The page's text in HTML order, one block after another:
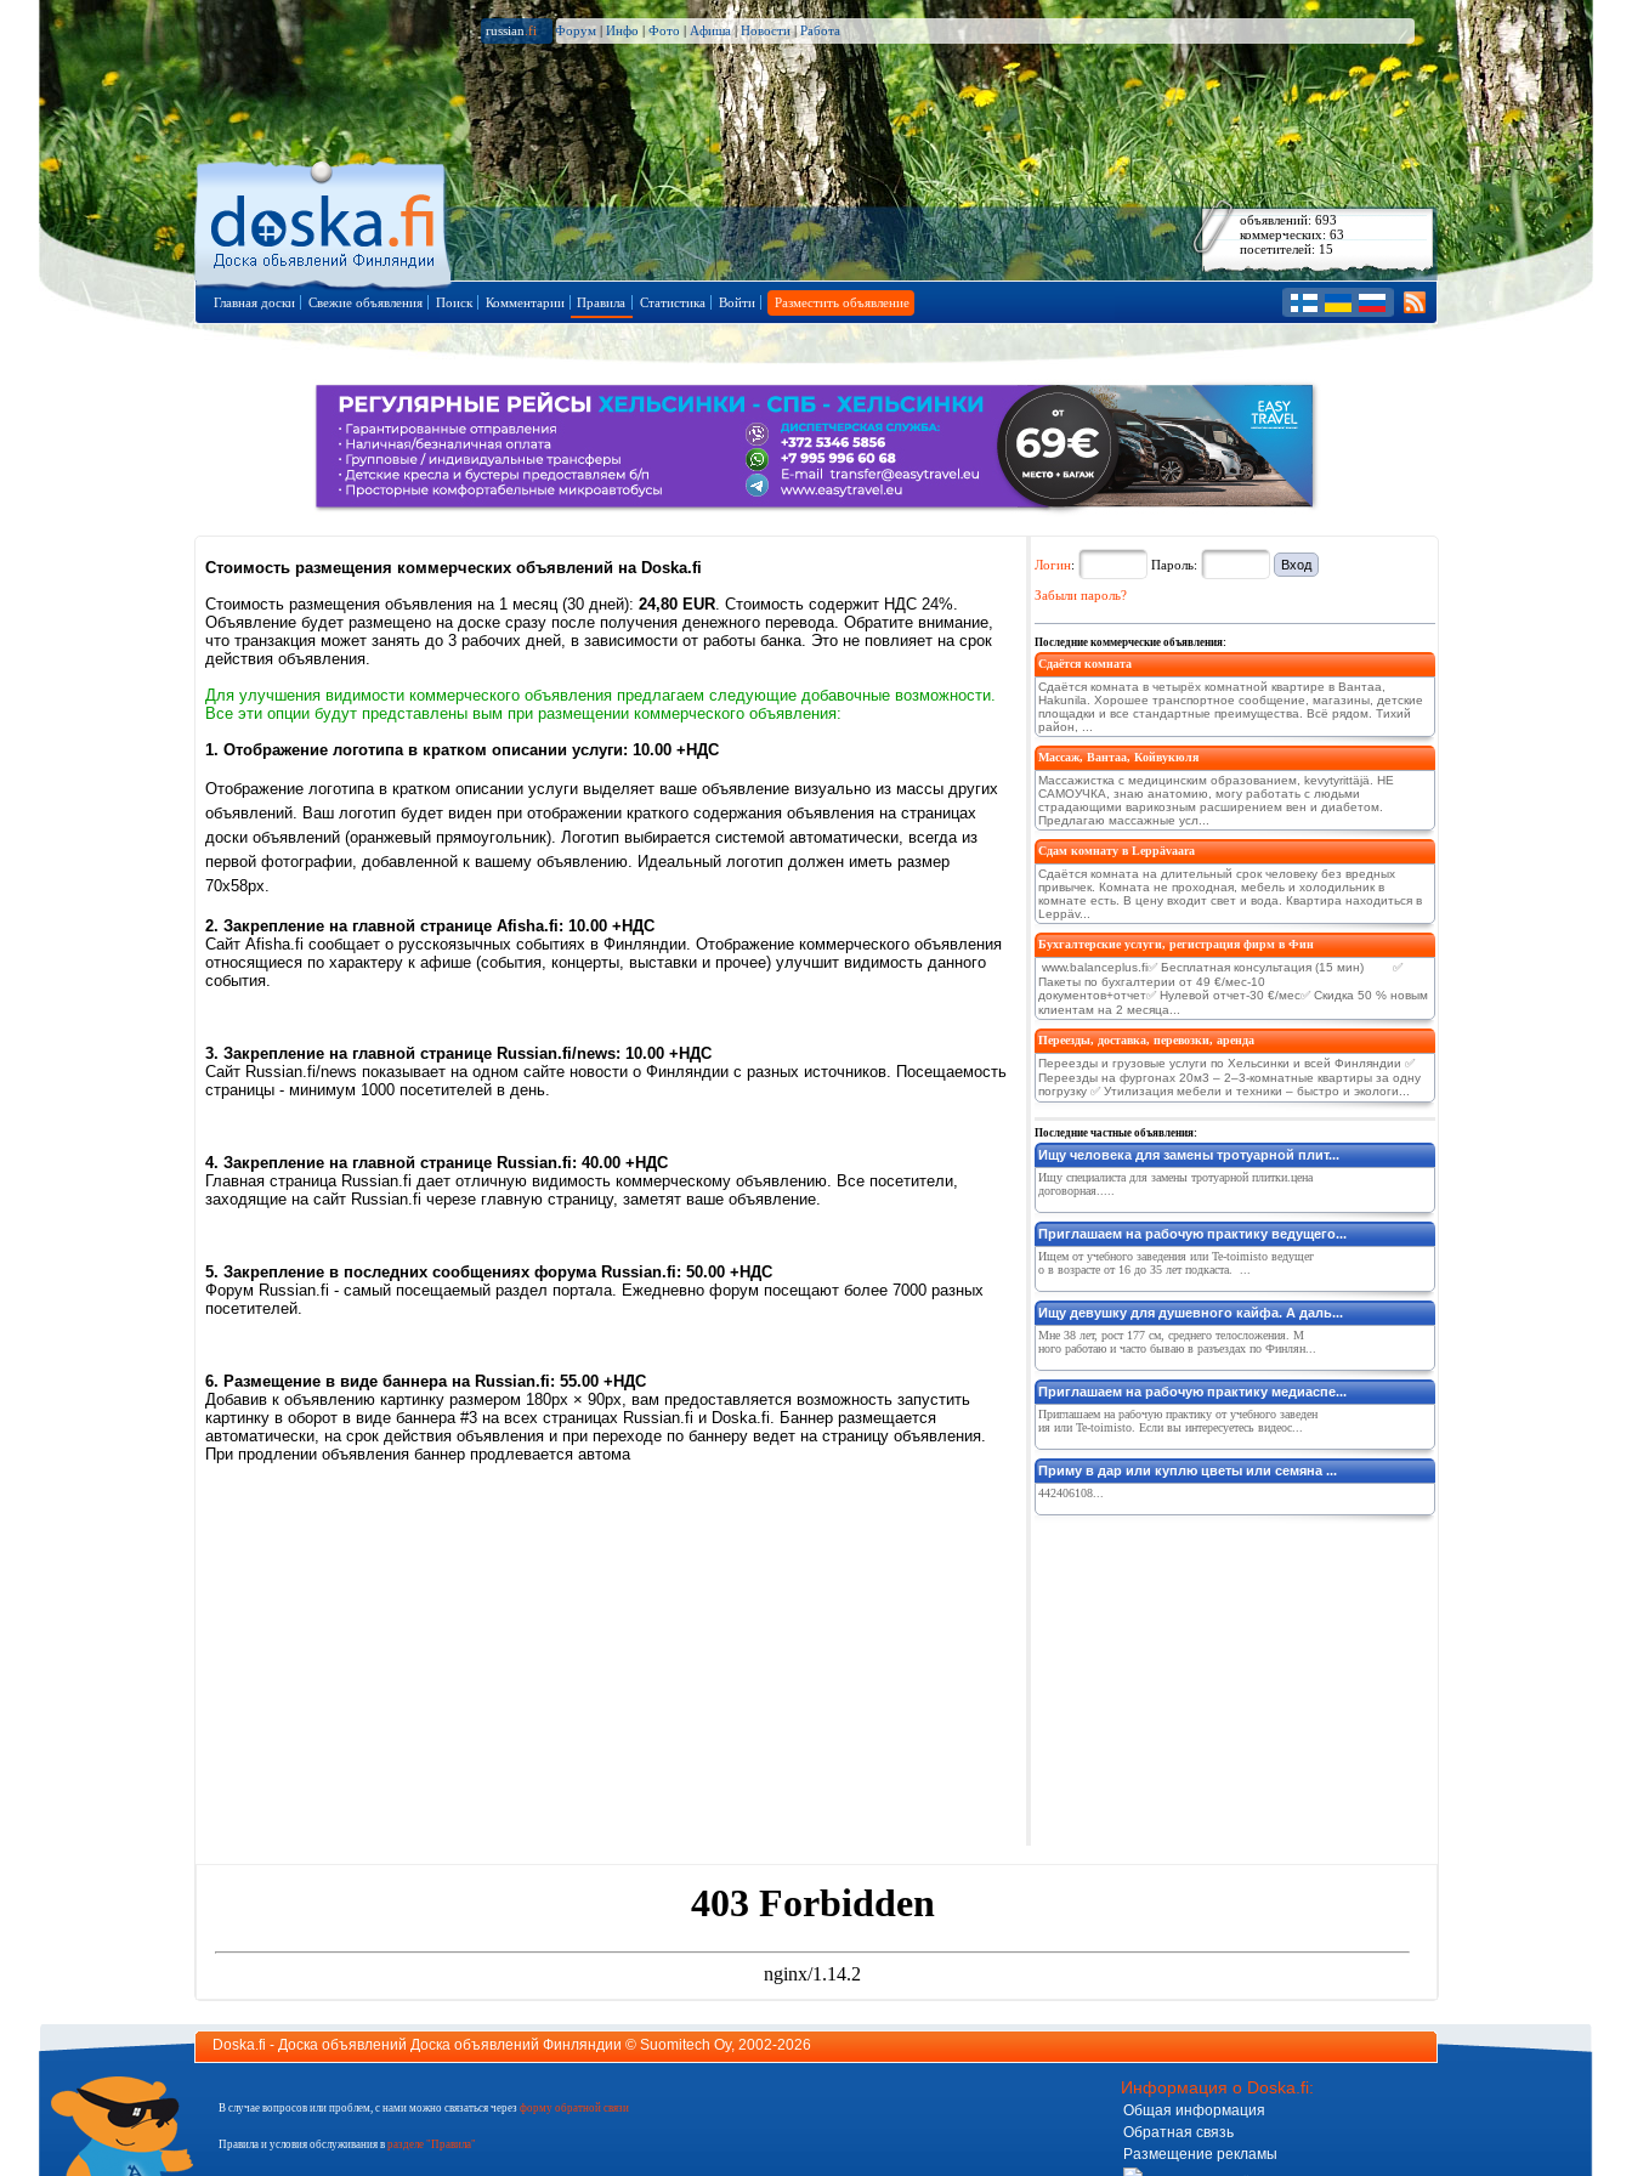
russian.fi Форум | Инфо | Фото | Афиша|Новости|Работа
объявлений: 693
коммерческих: 63
посетителей: 15
Главная доски Свежие объявления Поиск Комментарии Правила Статистика Войти Разместить объявление
Стоимость размещения коммерческих объявлений на Doska.fi
Стоимость размещения объявления на 1 месяц (30 дней): 24,80 EUR. Стоимость содержит НДС 24%.
Объявление будет размещено на доске сразу после получения денежного перевода. Обратите внимание,
что транзакция может занять до 3 рабочих дней, в зависимости от работы банка. Это не повлияет на срок
действия объявления.
Для улучшения видимости коммерческого объявления предлагаем следующие добавочные возможности.
Все эти опции будут представлены вым при размещении коммерческого объявления:
1. Отображение логотипа в кратком описании услуги: 10.00 +НДС
Отображение логотипа в кратком описании услуги выделяет ваше объявление визуально из массы других
объявлений. Ваш логотип будет виден при отображении краткого содержания объявления на страницах
доски объявлений (оранжевый прямоугольник). Логотип выбирается системой автоматически, всегда из
первой фотографии, добавленной к вашему объявлению. Идеальный логотип должен иметь размер
70x58px.
2. Закрепление на главной странице Afisha.fi: 10.00 +НДС
Сайт Afisha.fi сообщает о русскоязычных событиях в Финляндии. Отображение коммерческого объявления
относящиеся по характеру к афише (события, концерты, выставки и прочее) улучшит видимость данного
события.
3. Закрепление на главной странице Russian.fi/news: 10.00 +НДС
Сайт Russian.fi/news показывает на одном сайте новости о Финляндии с разных источников. Посещаемость
страницы - минимум 1000 посетителей в день.
4. Закрепление на главной странице Russian.fi: 40.00 +НДС
Главная страница Russian.fi дает отличную видимость коммерческому объявлению. Все посетители,
заходящие на сайт Russian.fi черезе главную страницу, заметят ваше объявление.
5. Закрепление в последних сообщениях форума Russian.fi: 50.00 +НДС
Форум Russian.fi - самый посещаемый раздел портала. Ежедневно форум посещают более 7000 разных
посетителей.
6. Размещение в виде баннера на Russian.fi: 55.00 +НДС
Добавив к объявлению картинку размером 180px × 90px, вам предоставляется возможность запустить
картинку в оборот в виде баннера #3 на всех страницах Russian.fi и Doska.fi. Баннер размещается
автоматически, на срок действия объявления и при переходе по баннеру ведет на страницу объявления.
При продлении объявления баннер продлевается автома
Логин: Пароль:
Забыли пароль?
Последние коммерческие объявления:
Сдаётся комната
Сдаётся комната в четырёх комнатной квартире в Вантаа,
Hakunila. Хорошее транспортное сообщение, магазины, детские
площадки и все стандартные преимущества. Всё рядом. Тихий
район, ...
Массаж, Вантаа, Койвукюля
Массажистка с медицинским образованием, kevytyrittäjä. НЕ
САМОУЧКА, знаю анатомию, могу работать с людьми
страдающими варикозным расширением вен и диабетом.
Предлагаю массажные усл...
Сдам комнату в Leppävaara
Сдаётся комната на длительный срок человеку без вредных
привычек. Комната не проходная, мебель и холодильник в
комнате есть. В цену входит свет и вода. Квартира находиться в
Leppäv...
Бухгалтерские услуги, регистрация фирм в Фин
www.balanceplus.fi✅ Бесплатная консультация (15 мин) ✅
Пакеты по бухгалтерии от 49 €/мес-10
документов+отчет✅ Нулевой отчет-30 €/мес✅ Скидка 50 % новым
клиентам на 2 месяца...
Переезды, доставка, перевозки, аренда
Переезды и грузовые услуги по Хельсинки и всей Финляндии ✅
Переезды на фургонах 20м3 – 2–3-комнатные квартиры за одну
погрузку ✅ Утилизация мебели и техники – быстро и экологи...
Последние частные объявления:
Ищу человека для замены тротуарной плит...
Ищу специалиста для замены тротуарной плитки.цена
договорная.....
Приглашаем на рабочую практику ведущего...
Ищем от учебного заведения или Te-toimisto ведущег
о в возрасте от 16 до З5 лет подкаста. ...
Ищу девушку для душевного кайфа. А даль...
Мне 38 лет, рост 177 см, среднего телосложения. М
ного работаю и часто бываю в разъездах по Финлян...
Приглашаем на рабочую практику медиаспе...
Приглашаем на рабочую практику от учебного заведен
ия или Te-toimisto. Если вы интересуетесь видеос...
Приму в дар или куплю цветы или семяна ...
442406108...
Doska.fi - Доска объявлений Доска объявлений Финляндии © Suomitech Oy, 2002-2026
В случае вопросов или проблем, с нами можно связаться через форму обратной связи
Правила и условия обслуживания в разделе "Правила"
Информация о Doska.fi:
Общая информация
Обратная связь
Размещение рекламы